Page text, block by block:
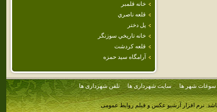
خانه قلمبر
قلعه ناصري
پل دختر
خانه تاريخي سوزنگر
قلعه كردشت
آرامگاه سيد حمزه
سوغات شهر ها سایت شهرداری ها تلفن شهرداری ها
نرم افزار آرشیو عکس و فیلم روابط عمومی